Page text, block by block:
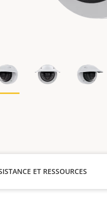
ET RESSOURCES